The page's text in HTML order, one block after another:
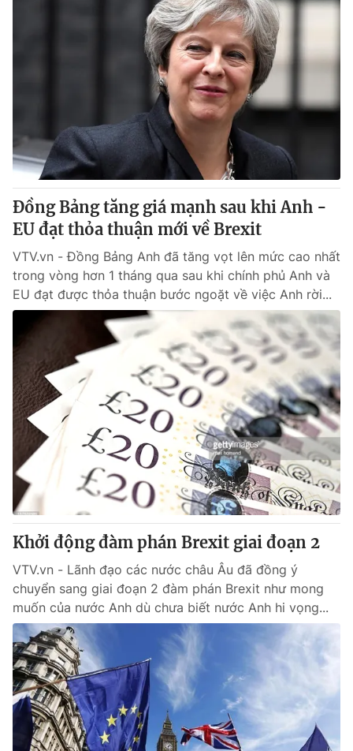
Đồng Bảng tăng giá mạnh sau khi Anh -
EU đạt thỏa thuận mới về Brexit
VTV.vn - Đồng Bảng Anh đã tăng vọt lên mức cao nhất
trong vòng hơn 1 tháng qua sau khi chính phủ Anh và
EU đạt được thỏa thuận bước ngoặt về việc Anh rời...
Khởi động đàm phán Brexit giai đoạn 2
VTV.vn - Lãnh đạo các nước châu Âu đã đồng ý
chuyển sang giai đoạn 2 đàm phán Brexit như mong
muốn của nước Anh dù chưa biết nước Anh hi vọng...